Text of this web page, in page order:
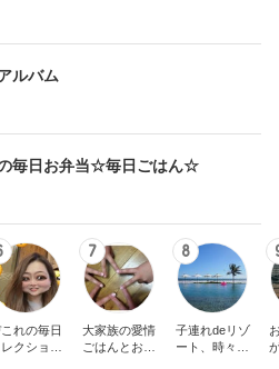
ルバム
毎日お弁当☆毎日ごはん☆
れの毎日
レクション
7
大家族の愛情
ごはんとお弁
8
子連れdeリゾ
ート、時々キ